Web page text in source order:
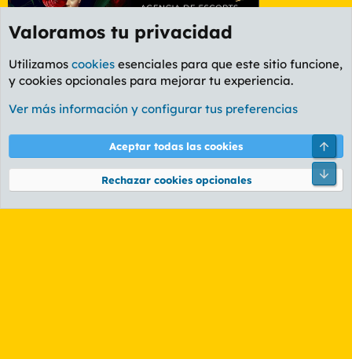
Etiquetas
Cookies
PL OLDSTYLE AMARILLO
Términos y reglas Política de privacidad Ayuda
Community platform by XenForo® © 2010-2026 XenForo Ltd.
Valoramos tu privacidad
Utilizamos cookies esenciales para que este sitio funcione,
y cookies opcionales para mejorar tu experiencia.
Ver más información y configurar tus preferencias
Aceptar todas las cookies
Rechazar cookies opcionales
Pie